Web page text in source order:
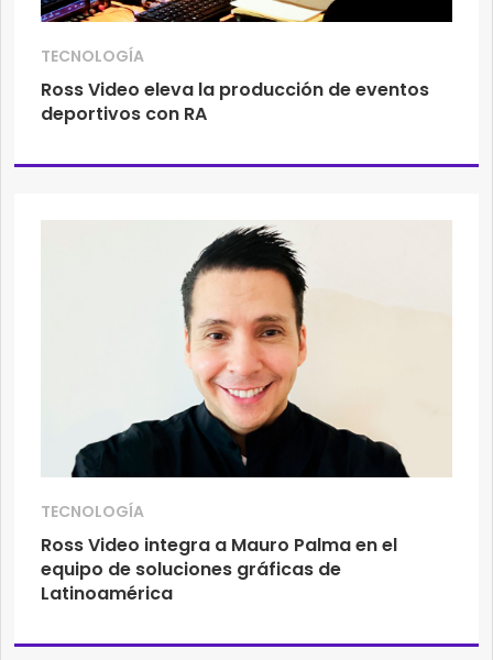
TECNOLOGÍA
Ross Video eleva la producción de eventos
deportivos con RA
TECNOLOGÍA
Ross Video integra a Mauro Palma en el
equipo de soluciones gráficas de
Latinoamérica